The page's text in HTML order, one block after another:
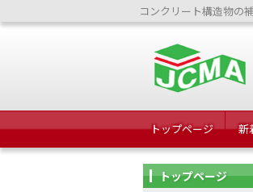
コンクリート構造物の
トップページ 新
トップページ